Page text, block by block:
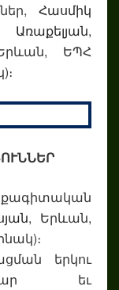
Հասմիկ
,
ԵՊՀ
, Երևան,
երկու
եւ